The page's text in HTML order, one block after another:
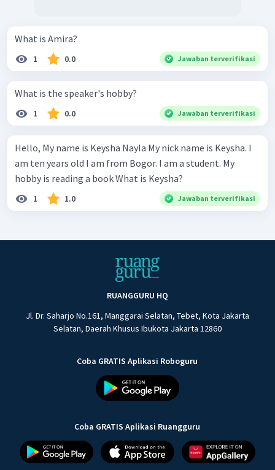
What is Amira?
1 0.0 Jawaban terverifikasi
What is the speaker's hobby?
1 0.0 Jawaban terverifikasi
Hello, My name is Keysha Nayla My nick name is Keysha. I
am ten years old I am from Bogor. I am a student. My
hobby is reading a book What is Keysha?
1 1.0 Jawaban terverifikasi
RUANGGURU HQ
Jl. Dr. Saharjo No.161, Manggarai Selatan, Tebet, Kota Jakarta
Selatan, Daerah Khusus Ibukota Jakarta 12860
Coba GRATIS Aplikasi Roboguru
Coba GRATIS Aplikasi Ruangguru